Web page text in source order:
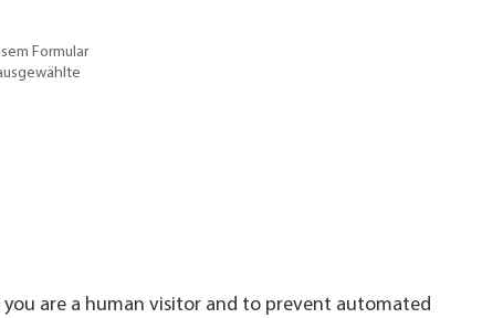
Formular
are a human visitor and to prevent automated